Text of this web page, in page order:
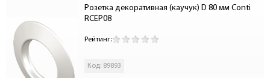
Розетка декоративная (каучук) D 80 мм Conti
RCEP08
Рейтинг:
Код: 89893